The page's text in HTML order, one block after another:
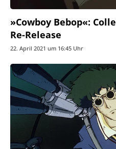
»Cowboy Bebop«:
Re-Release
22. April 2021 um 16:45 Uhr